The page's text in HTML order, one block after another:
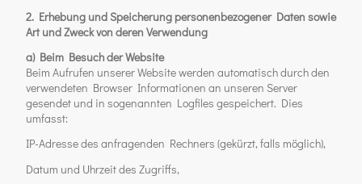
2. Erhebung und Speicherung personenbezogener Daten sowie
Art und Zweck von deren Verwendung
a) Beim Besuch der Website
Beim Aufrufen unserer Website werden automatisch durch den
verwendeten Browser Informationen an unseren Server
gesendet und in sogenannten Logfiles gespeichert. Dies
umfasst:
IP-Adresse des anfragenden Rechners (gekürzt, falls möglich),
Datum und Uhrzeit des Zugriffs,